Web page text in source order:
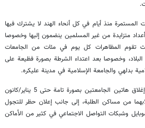
المستمرة منذ أيام في كل أنحاء الهند لا يشترك فيها
متزايدة من غير المسلمين ينضمون إليها وخصوصا
تقوم المظاهرات كل يوم في مئات من الجامعات
البلاد، وخصوصا بعد اعتداء الشرطة بصورة فظيعة على
بدلهي والجامعة الإسلامية في مدينة عليكره.
وقد اضطرت السلطات إلى إغلاق هاتين الجامعتين بصورة تامة حتى 5 يناير/كانون
من مساكن الطلبة، إلى جانب إعلان حظر للتجول
وشبكات التواصل الاجتماعي في كثير من الأماكن